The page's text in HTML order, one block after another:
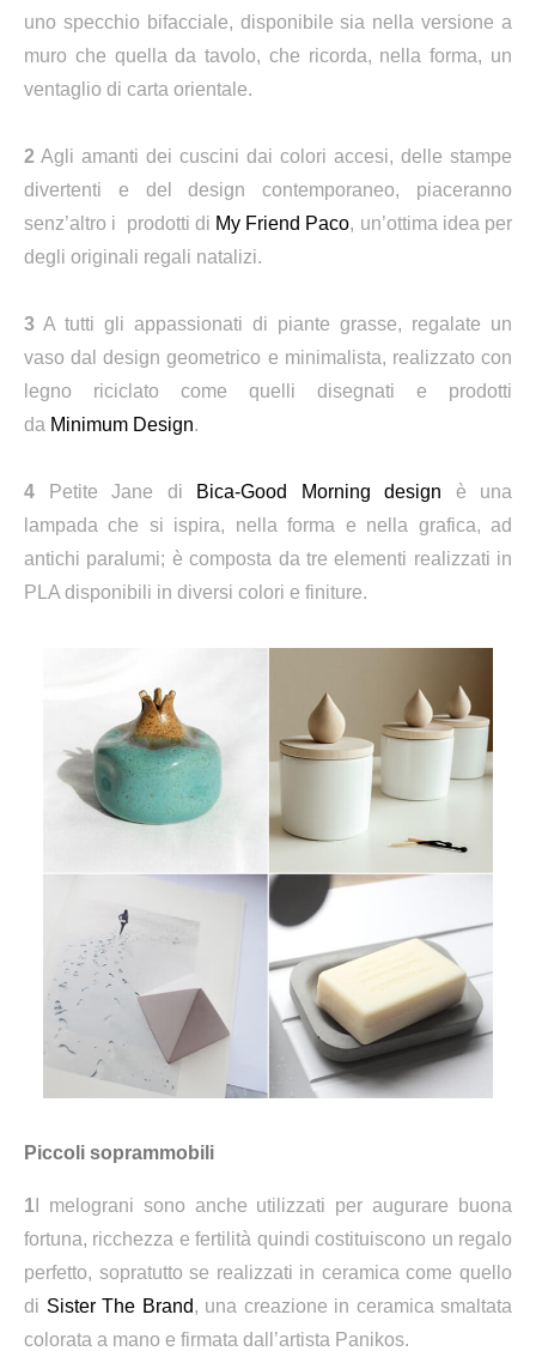
uno specchio bifacciale, disponibile sia nella versione a
muro che quella da tavolo, che ricorda, nella forma, un
ventaglio di carta orientale.
2 Agli amanti dei cuscini dai colori accesi, delle stampe
divertenti e del design contemporaneo, piaceranno
senz’altro i prodotti di My Friend Paco, un’ottima idea per
degli originali regali natalizi.
3 A tutti gli appassionati di piante grasse, regalate un
vaso dal design geometrico e minimalista, realizzato con
legno riciclato come quelli disegnati e prodotti
da Minimum Design.
4 Petite Jane di Bica-Good Morning design è una
lampada che si ispira, nella forma e nella grafica, ad
antichi paralumi; è composta da tre elementi realizzati in
PLA disponibili in diversi colori e finiture.
Piccoli soprammobili
1 I melograni sono anche utilizzati per augurare buona
fortuna, ricchezza e fertilità quindi costituiscono un regalo
perfetto, sopratutto se realizzati in ceramica come quello
di Sister The Brand, una creazione in ceramica smaltata
colorata a mano e firmata dall’artista Panikos.